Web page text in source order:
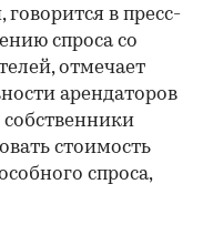
в пресс-
спроса со
отмечает
арендаторов
стоимость
спроса,